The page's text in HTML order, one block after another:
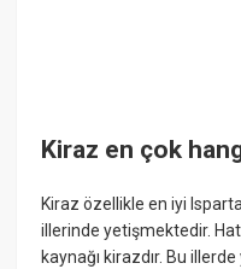
Kiraz en çok
Kiraz özellikle en iyi
illerinde yetişmektedir.
kaynağı kirazdır. Bu